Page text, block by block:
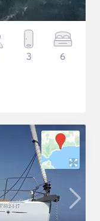
3 6